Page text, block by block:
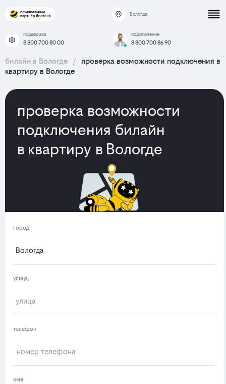
Вологда
поддержка
8 800 700 80 00
подключение
8 800 700 86 90
билайн в Вологде /
проверка возможности подключения в
квартиру в Вологде
проверка возможности
подключения билайн
в квартиру в Вологде
город
улица,
телефон
имя